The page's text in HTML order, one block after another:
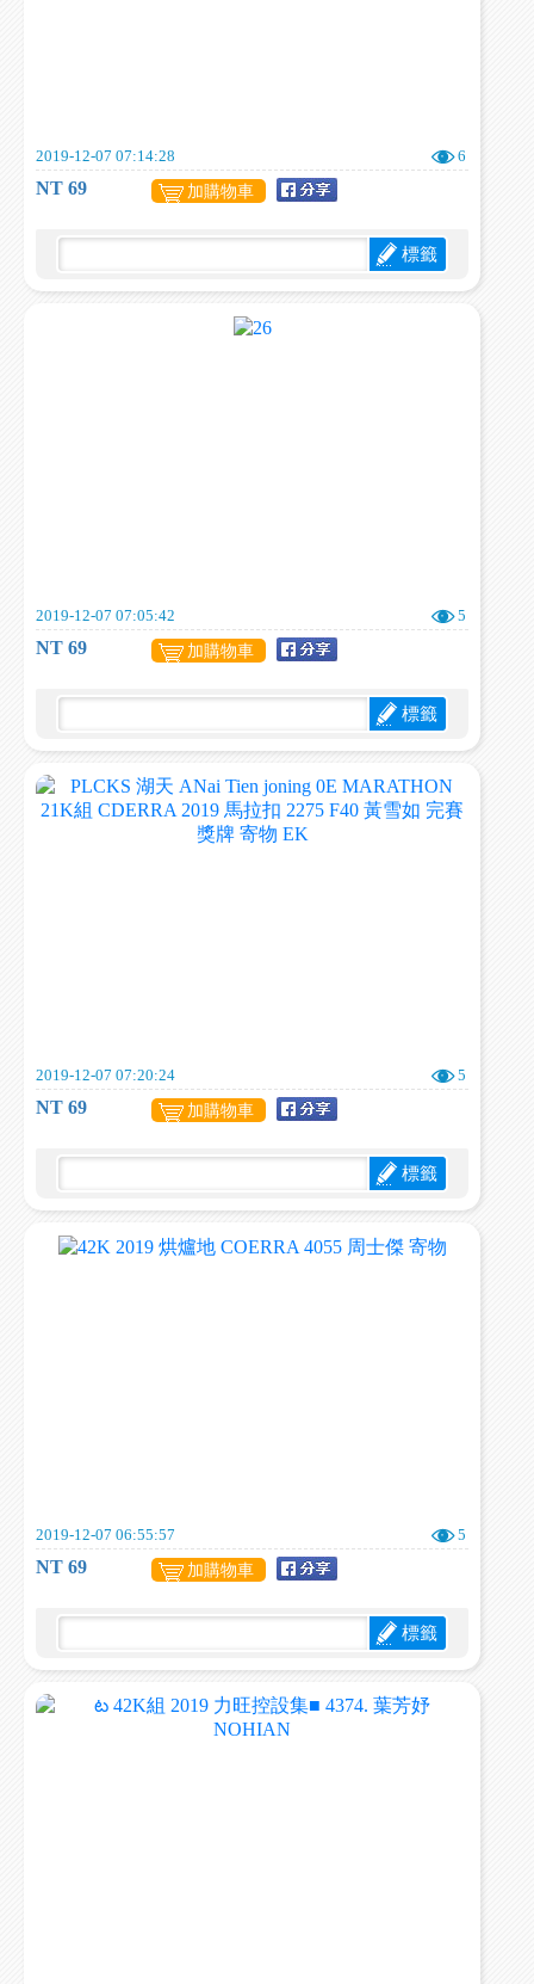
2019-12-07 07:14:28 6
NT 69 加購物車
標籤
2019-12-07 07:05:42 5
NT 69 加購物車
標籤
2019-12-07 07:20:24 5
NT 69 加購物車
標籤
2019-12-07 06:55:57 5
NT 69 加購物車
標籤